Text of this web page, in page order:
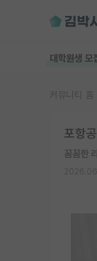
대학원생 모
커뮤니티 홈
포항
꼼꼼한